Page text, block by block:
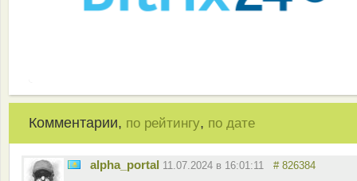
Комментарии, по рейтингу, по дате
alpha_portal 11.07.2024 в 16:01:11 # 826384